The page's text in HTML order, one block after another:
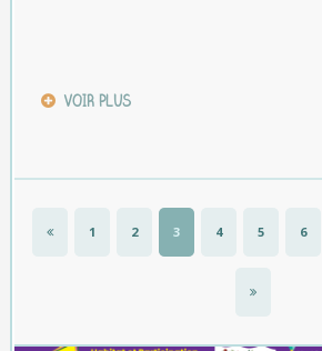
VOIR PLUS
1 2 3 4 5 6